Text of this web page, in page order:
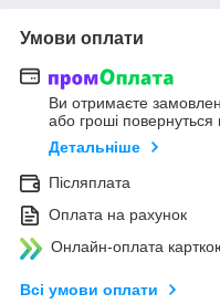
Умови оплати
Ви отримаєте
або гроші повернуться
Детальніше
Післяплата
Оплата на рахунок
Онлайн-оплата
Всі умови оплати